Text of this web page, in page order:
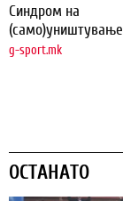
Синдром на
(само)уништување
g-sport.mk
ОСТАНАТО